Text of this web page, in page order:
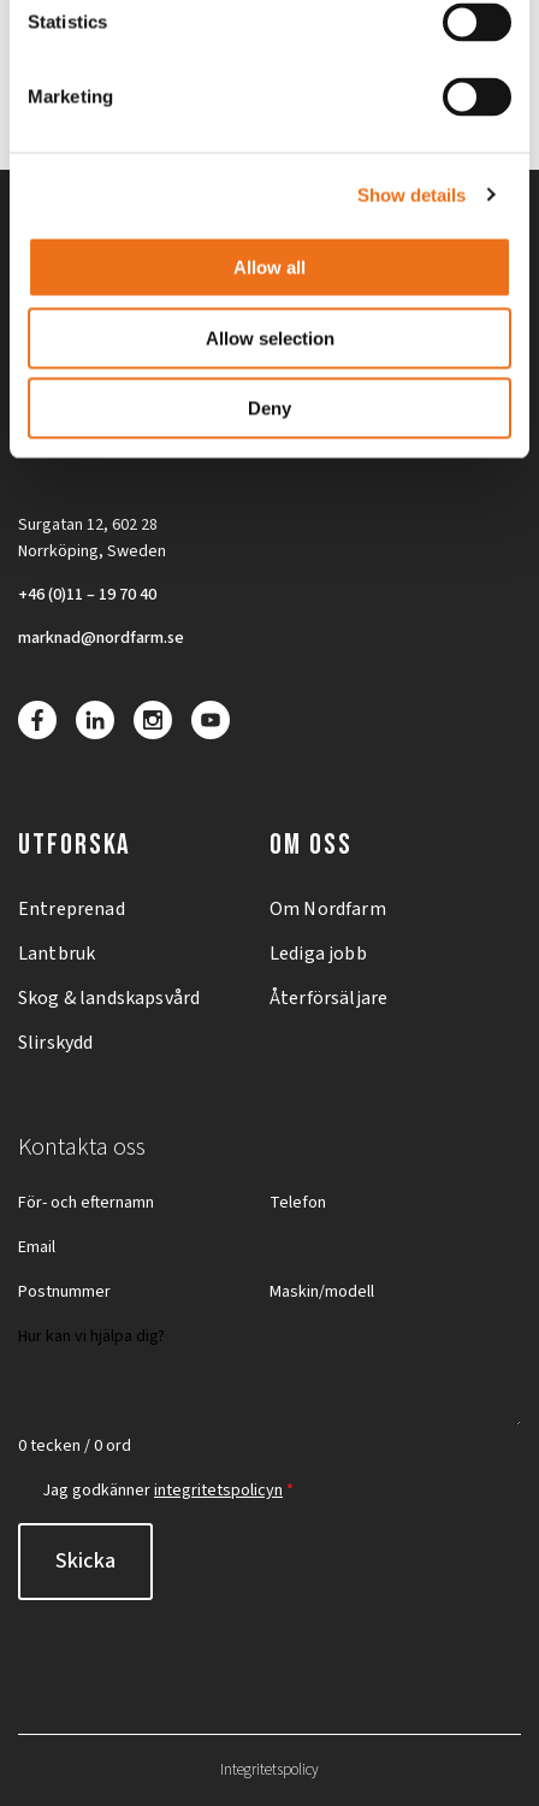
Statistics
Marketing
Show details
Allow all
Allow selection
Deny
Lägg till i varukorg
Rotor teeth 8t/6k 7.5Gr/8 R6/14 Rotor teeth 8t/6k 0Gr/8 R6/14
Alla priser på tillbehör och tillval gäller vid köp av ny maskin. Priserna
gäller inte vid köp av enskild produkt, till exempel
Surgatan 12, 602 28
Norrköping, Sweden
+46 (0)11 – 19 70 40
marknad@nordfarm.se
UTFORSKA
Entreprenad
Lantbruk
Skog & landskapsvård
Slirskydd
OM OSS
Om Nordfarm
Lediga jobb
Återförsäljare
Kontakta oss
0 tecken / 0 ord
Jag godkännerintegritetspolicyn *
Skicka
Integritetspolicy